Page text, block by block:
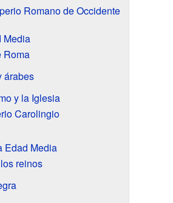
Romano de Occidente
Media
Roma
árabes
y la Iglesia
Carolingio
Edad Media
reinos